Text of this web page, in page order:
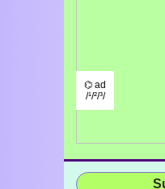
⌬ ad
/¹/²/³/